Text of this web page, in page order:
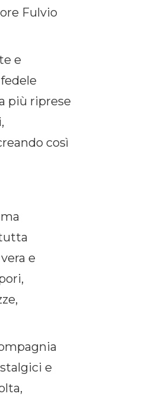
Fulvio
e
più riprese
così
e
e